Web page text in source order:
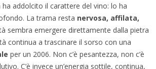
addolcito il carattere del vino: lo ha
La trama resta nervosa, affilata,
sembra emergere direttamente dalla pietra
continua a trascinare il sorso con una
per un 2006. Non c’è pesantezza, non c’è
C’è invece un’energia sottile, continua,